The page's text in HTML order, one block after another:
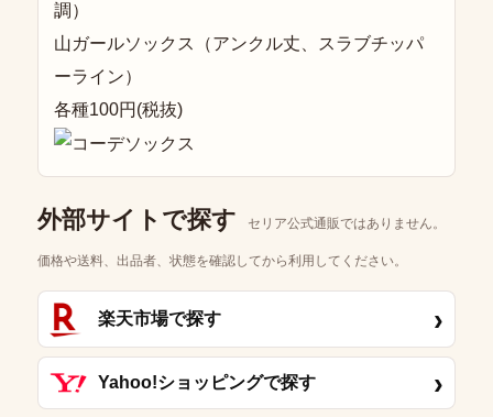
調）
山ガールソックス（アンクル丈、スラブチッパ
ーライン）
各種100円(税抜)
外部サイトで探す セリア公式通販ではありません。
価格や送料、出品者、状態を確認してから利用してください。
楽天市場で探す ›
Yahoo!ショッピングで探す ›